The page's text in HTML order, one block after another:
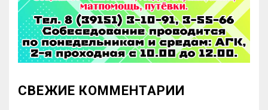
СВЕЖИЕ КОММЕНТАРИИ